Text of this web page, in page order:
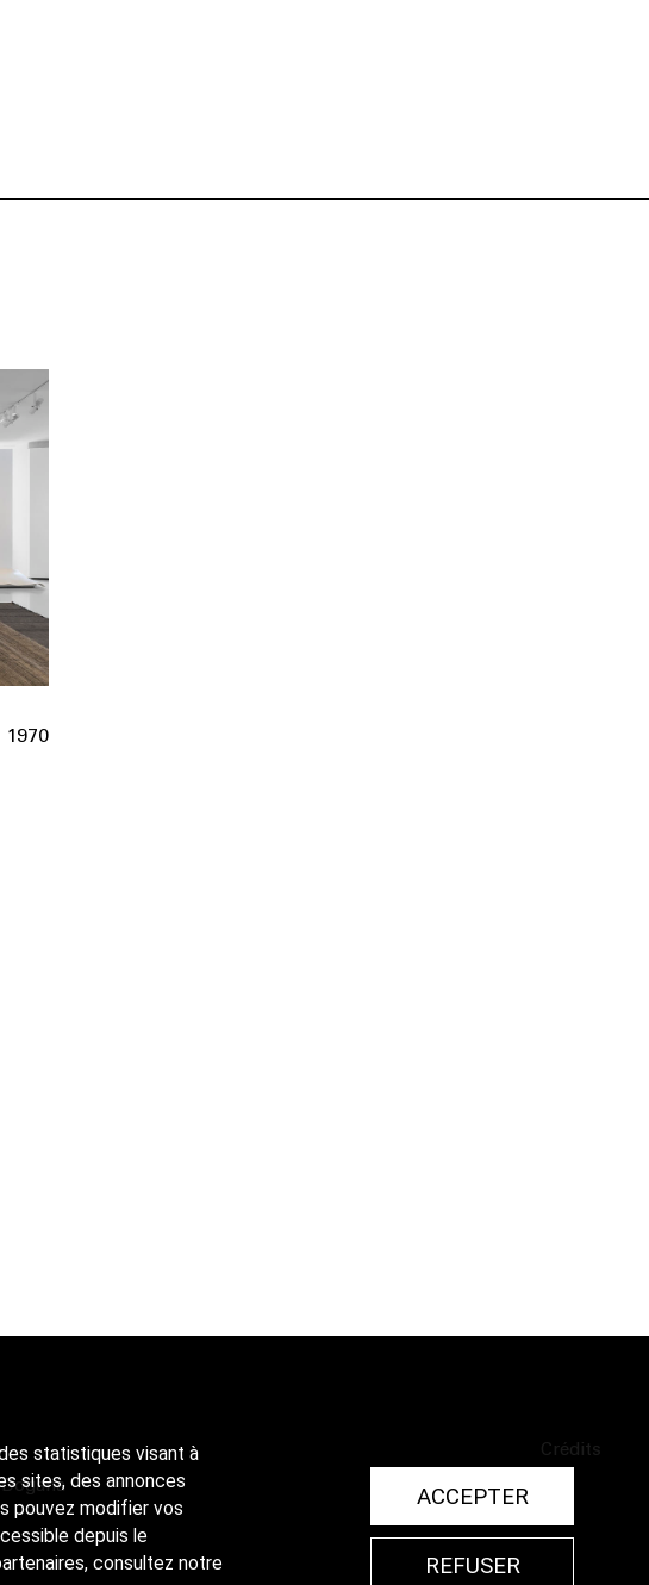
1970
Crédits
statistiques visant à
sites, des annonces
pouvez modifier vos
depuis le
consultez notre
ACCEPTER
REFUSER